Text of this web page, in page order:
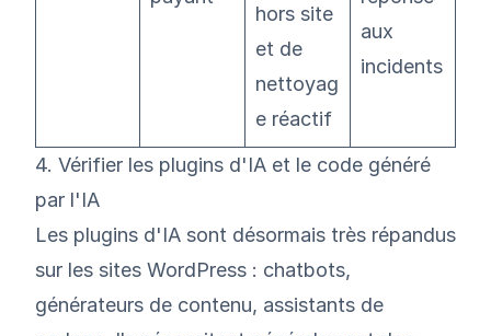
hors site
et de
nettoyag
e réactif
aux
incidents
4. Vérifier les plugins d'IA et le code généré
par l'IA
Les plugins d'IA sont désormais très répandus
sur les sites WordPress : chatbots,
générateurs de contenu, assistants de